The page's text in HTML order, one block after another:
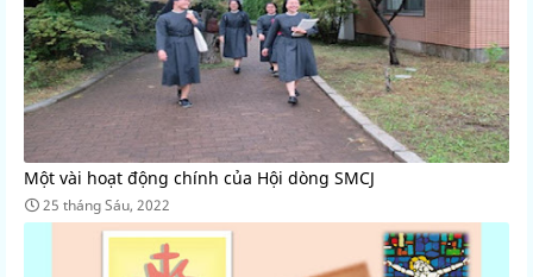
Một vài hoạt động chính của Hội dòng SMCJ
25 tháng Sáu, 2022